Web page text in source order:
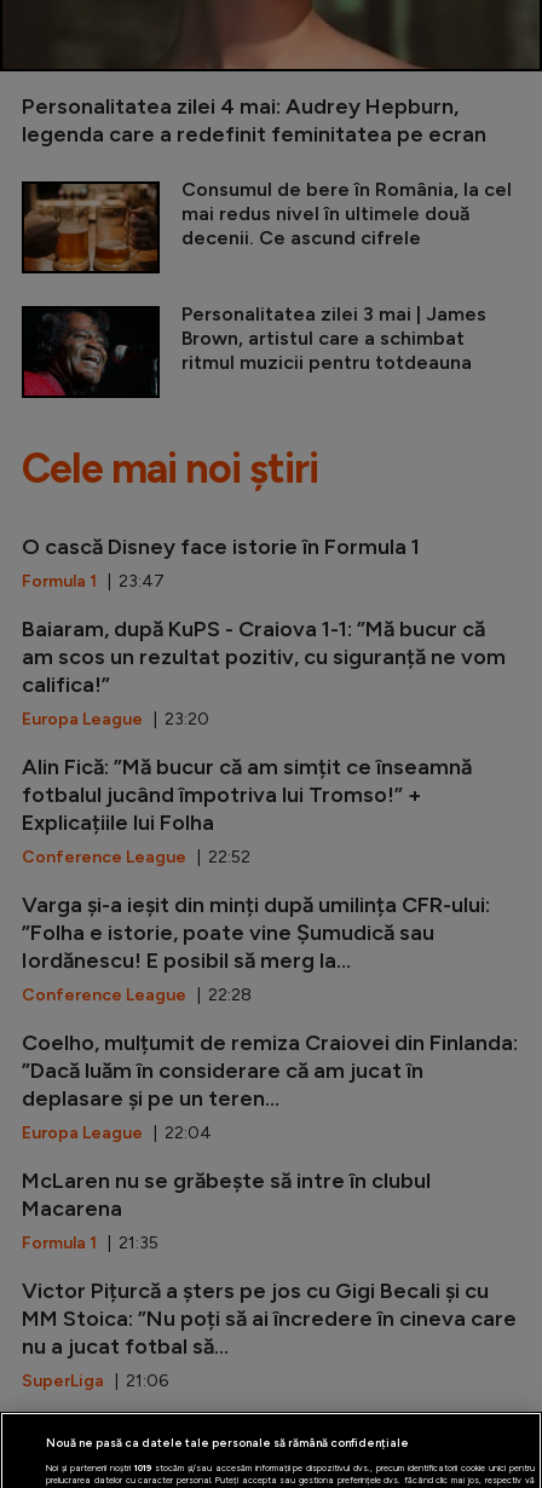
Personalitatea zilei 4 mai: Audrey Hepburn,
legenda care a redefinit feminitatea pe ecran
Consumul de bere în România, la cel
mai redus nivel în ultimele două
decenii. Ce ascund cifrele
Personalitatea zilei 3 mai | James
Brown, artistul care a schimbat
ritmul muzicii pentru totdeauna
Cele mai noi știri
O cască Disney face istorie în Formula 1
Formula 1 | 23:47
Baiaram, după KuPS - Craiova 1-1: ”Mă bucur că
am scos un rezultat pozitiv, cu siguranță ne vom
califica!”
Europa League | 23:20
Alin Fică: ”Mă bucur că am simțit ce înseamnă
fotbalul jucând împotriva lui Tromso!” +
Explicațiile lui Folha
Conference League | 22:52
Varga și-a ieșit din minți după umilința CFR-ului:
”Folha e istorie, poate vine Șumudică sau
Iordănescu! E posibil să merg la...
Conference League | 22:28
Coelho, mulțumit de remiza Craiovei din Finlanda:
”Dacă luăm în considerare că am jucat în
deplasare și pe un teren...
Europa League | 22:04
McLaren nu se grăbește să intre în clubul
Macarena
Formula 1 | 21:35
Victor Pițurcă a șters pe jos cu Gigi Becali și cu
MM Stoica: ”Nu poți să ai încredere în cineva care
nu a jucat fotbal să...
SuperLiga | 21:06
LaLiga| 20:37
Nouă ne pasă ca datele tale personale să rămână confidențiale
Noi și partenerii noștri 1019stocăm și/sau accesăm informații pe dispozitivul dvs., precum identificatorii cookie unici pentru
prelucrarea datelor cu caracter personal. Puteți accepta sau gestiona preferințele dvs. făcând clic mai jos, respectiv vă